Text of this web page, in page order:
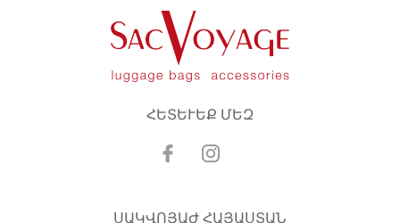
ՀԵՏԵՒԵՔ ՄԵԶ
ՍԱԿՎՈՅԱԺ ՀԱՅԱՍՏԱՆ